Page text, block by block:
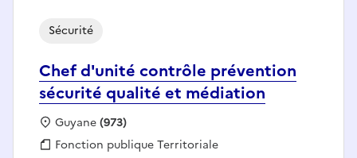
Chef d'unité contrôle prévention
sécurité qualité et médiation
Sécurité
Localisation :
Guyane(973)
Fonction publique :
Fonction publique Territoriale